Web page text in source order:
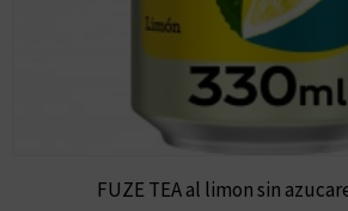
FUZE TEA al limon sin